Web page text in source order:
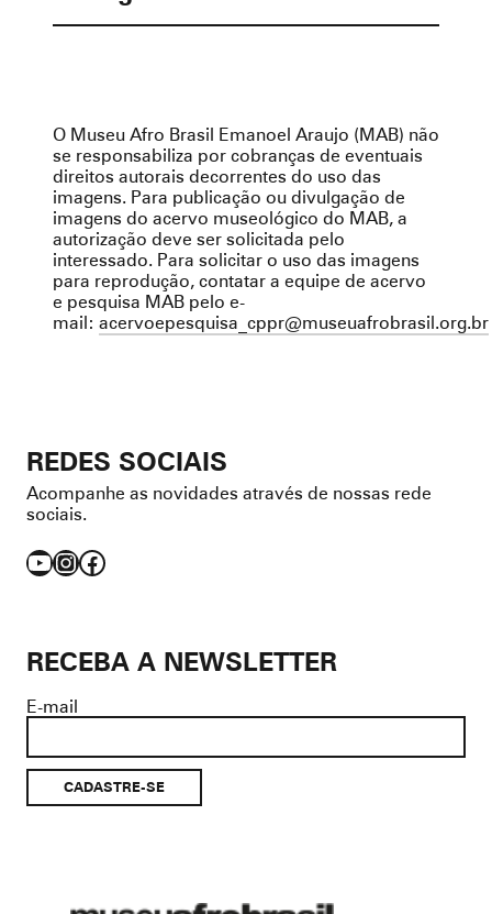
O Museu Afro Brasil Emanoel Araujo (MAB) não
se responsabiliza por cobranças de eventuais
direitos autorais decorrentes do uso das
imagens. Para publicação ou divulgação de
imagens do acervo museológico do MAB, a
autorização deve ser solicitada pelo
interessado. Para solicitar o uso das imagens
para reprodução, contatar a equipe de acervo
e pesquisa MAB pelo e-
mail: acervoepesquisa_cppr@museuafrobrasil.org.br
REDES SOCIAIS
Acompanhe as novidades através de nossas rede
sociais.
YouTube
Instagram
Facebook
RECEBA A NEWSLETTER
E-mail